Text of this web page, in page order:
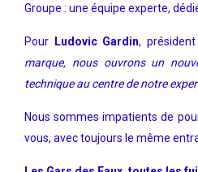
Groupe : une équipe experte,
Pour Ludovic Gardin, président
marque, nous ouvrons un
technique au centre de notre
Nous sommes impatients de
vous, avec toujours le même